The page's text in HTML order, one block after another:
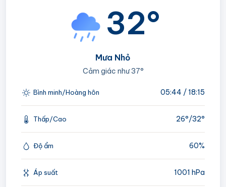
32°
Mưa Nhỏ
Cảm giác như37°
Bình minh/Hoàng hôn 05:44 / 18:15
Thấp/Cao 26°/32°
Độ ẩm 60%
Áp suất 1001 hPa